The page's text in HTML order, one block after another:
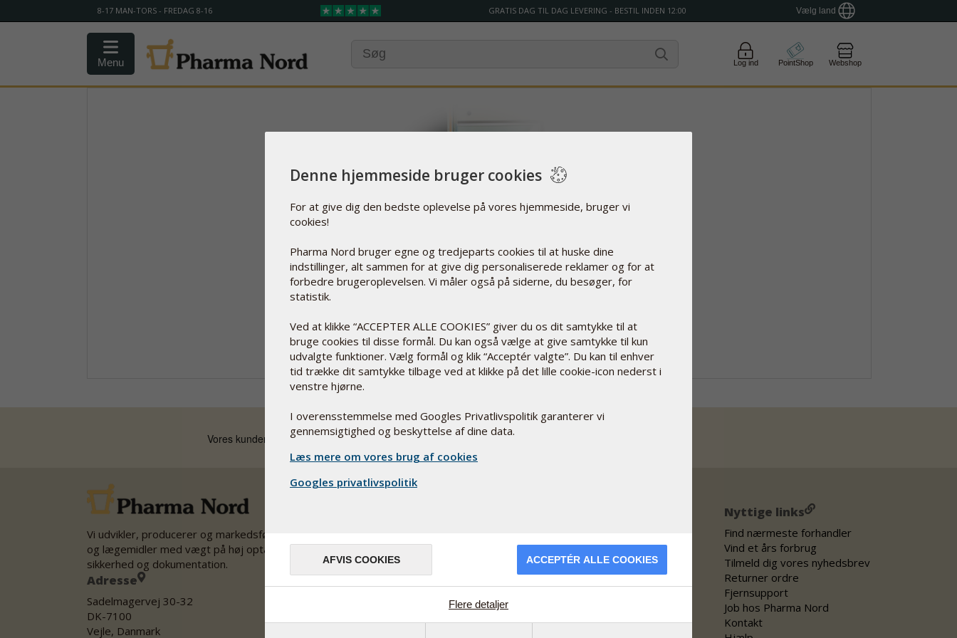
8-17 MAN-TORS - FREDAG 8-16 GRATIS DAG TIL DAG LEVERING - BESTIL INDEN 12:00 Vælg land
Menu Log ind PointShop Webshop
Siden blev ikke fundet
Prøv fraForsiden
Vi udvikler, producerer og markedsfører kosttilskud
og lægemidler med vægt på høj optagelighed,
sikkerhed og dokumentation.
Adresse
Sadelmagervej 30-32
DK-7100
Vejle, Danmark
Fredag: 8.00 - 16.00
(+45) 7585 7400
infodk@pharmanord.com
Nyttige links
Find nærmeste forhandler
Vind et års forbrug
Tilmeld dig vores nyhedsbrev
Returner ordre
Fjernsupport
Job hos Pharma Nord
Kontakt
Denne hjemmeside bruger cookies
For at give dig den bedste oplevelse på vores hjemmeside, bruger vi
cookies!
Pharma Nord bruger egne og tredjeparts cookies til at huske dine
indstillinger, alt sammen for at give dig personaliserede reklamer og for at
forbedre brugeroplevelsen. Vi måler også på siderne, du besøger, for
statistik.
Ved at klikke “ACCEPTER ALLE COOKIES” giver du os dit samtykke til at
bruge cookies til disse formål. Du kan også vælge at give samtykke til kun
udvalgte funktioner. Vælg formål og klik “Acceptér valgte”. Du kan til enhver
tid trække dit samtykke tilbage ved at klikke på det lille cookie-icon nederst i
venstre hjørne.
I overensstemmelse med Googles Privatlivspolitik garanterer vi
gennemsigtighed og beskyttelse af dine data.
Læs mere om vores brug af cookies
Googles privatlivspolitik
AFVIS COOKIES ACCEPTÉR ALLE COOKIES
Flere detaljer